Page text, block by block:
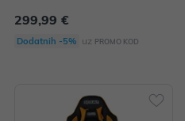
299,99 €
Dodatnih -5% uz PROMO KOD